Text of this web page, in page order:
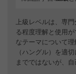
上級レベルは、専
る程度理解と使用
なテーマについて
（ハングル）を適
までではないが、